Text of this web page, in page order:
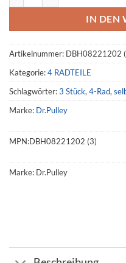
IN DEN
Artikelnummer: DBH08221202
Kategorie:4 RADTEILE
Schlagwörter:3 Stück, 4-Rad,
Marke: Dr.Pulley
MPN:DBH08221202 (3)
Marke: Dr.Pulley